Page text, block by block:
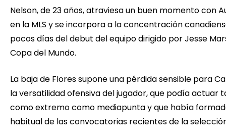
Nelson, de 23 años, atraviesa un buen momento con
en la MLS y se incorpora a la concentración
pocos días del debut del equipo dirigido por Jesse
Copa del Mundo.
La baja de Flores supone una pérdida sensible para
la versatilidad ofensiva del jugador, que podía actuar
como extremo como mediapunta y que había
habitual de las convocatorias recientes de la